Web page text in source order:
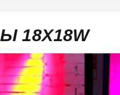
18X18W